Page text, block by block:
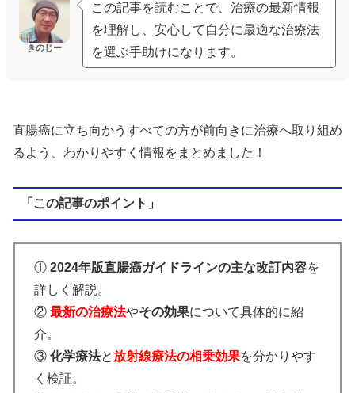
きのじー
この記事を読むことで、治療の最新情報
を理解し、安心して自分に最適な治療法
を選ぶ手助けになります。
直腸癌に立ち向かうすべての方が前向きに治療へ取り組め
るよう、わかりやすく情報をまとめました！
「この記事のポイント」
① 2024年版直腸癌ガイドラインの主な改訂内容を
詳しく解説。
② 最新の治療法やその効果について具体的に紹
介。
③ 化学療法と 放射線療法の相乗効果を分かりやす
く検証。